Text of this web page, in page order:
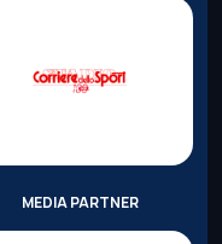
MEDIA PARTNER